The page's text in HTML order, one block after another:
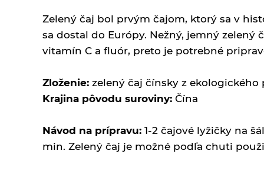
bezvaječné cestoviny
Pšeničné zeleninové
bezvaječné cetoviny
bezvaječné cestoviny
bezvaječné cestoviny
Špaldové celozrnné
Čaje sypané biele
Sonnentor
Čaje sypané
Sonnentor
Čaje sypané ovocné bez
Zelený čaj bol prvým čajom, ktorý sa v
sa dostal do Európy. Nežný, jemný
vitamín C a fluór, preto je potrebné
Zloženie: zelený čaj čínsky z
Krajina pôvodu suroviny: Čína
Návod na prípravu: 1-2 čajové lyžičky na
min. Zelený čaj je možné podľa chuti